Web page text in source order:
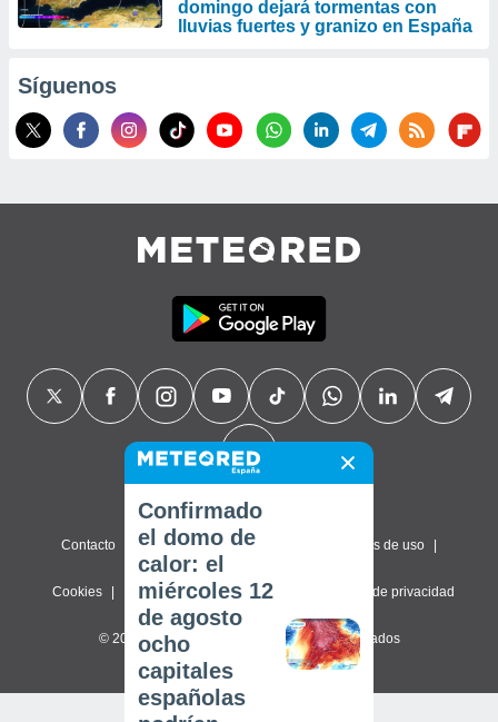
domingo dejará tormentas con
lluvias fuertes y granizo en España
Síguenos
Contacto Sobre nosotros Términos de uso
Cookies Política de privacidad Configuración de privacidad
© 2026 Meteored. Todos los derechos reservados
Confirmado
el domo de
calor: el
miércoles 12
de agosto
ocho
capitales
españolas